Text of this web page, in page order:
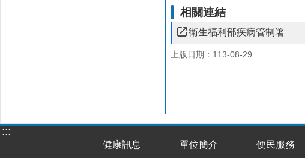
相關連結
衛生福利部疾病管制署
上版日期：113-08-29
:::
健康訊息 單位簡介 便民服務